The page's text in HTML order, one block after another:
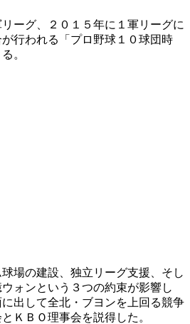
ーグ、２０１５年に１軍リーグに
行われる「プロ野球１０球団時
。
場の建設、独立リーグ支援、そし
ォンという３つの約束が影響し
出して全北・ブヨンを上回る競争
ＫＢＯ理事会を説得した。